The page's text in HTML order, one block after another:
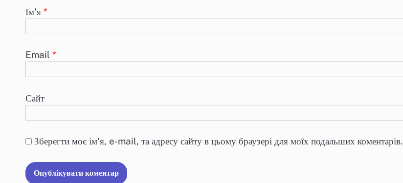
Ім'я *
Email *
Сайт
Зберегти моє ім'я, e-mail, та адресу сайту в цьому браузері для моїх подальших коментарів.